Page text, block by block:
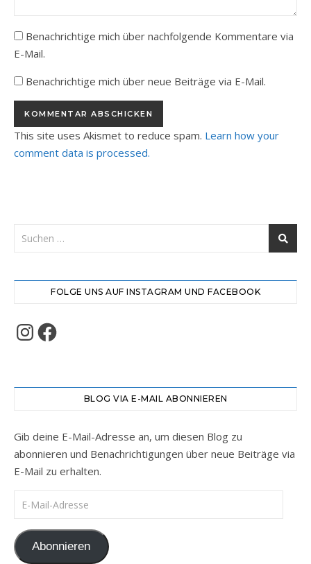
Benachrichtige mich über nachfolgende Kommentare via
E-Mail.
Benachrichtige mich über neue Beiträge via E-Mail.
This site uses Akismet to reduce spam. Learn how your
comment data is processed.
FOLGE UNS AUF INSTAGRAM UND FACEBOOK
Instagram
Facebook
BLOG VIA E-MAIL ABONNIEREN
Gib deine E-Mail-Adresse an, um diesen Blog zu
abonnieren und Benachrichtigungen über neue Beiträge via
E-Mail zu erhalten.
E-Mail-Adresse
Abonnieren